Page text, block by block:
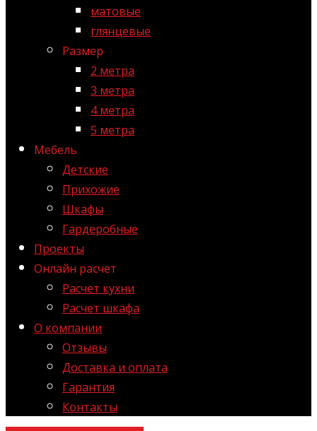
матовые
глянцевые
Размер
2 метра
3 метра
4 метра
5 метра
Мебель
Детские
Прихожие
Шкафы
Гардеробные
Проекты
Онлайн расчет
Расчет кухни
Расчет шкафа
О компании
Отзывы
Доставка и оплата
Гарантия
Контакты